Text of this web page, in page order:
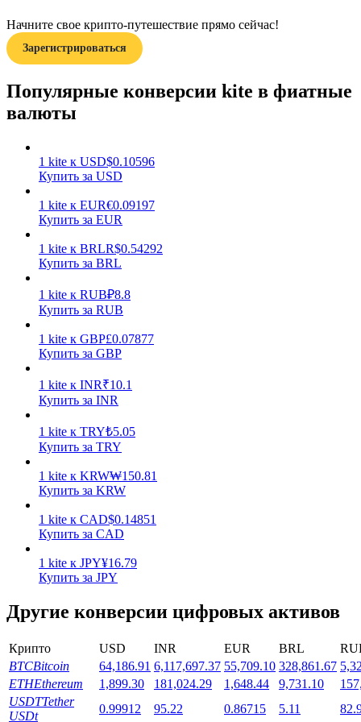
Заработок
Получайте конкурентные награды ежедневно
Стейкинг
Launchpool
Гибкая ставка для заработка популярных токенов
Начните свое крипто-путешествие прямо сейчас!
Зарегистрироваться
Популярные конверсии kite в фиатные
валюты
1 kite к USD$0.10596
Купить за USD
1 kite к EUR€0.09197
Купить за EUR
1 kite к BRLR$0.54292
Купить за BRL
1 kite к RUB₽8.8
Купить за RUB
1 kite к GBP£0.07877
Купить за GBP
1 kite к INR₹10.1
Купить за INR
1 kite к TRY₺5.05
Купить за TRY
1 kite к KRW₩150.81
Купить за KRW
1 kite к CAD$0.14851
Купить за CAD
1 kite к JPY¥16.79
Купить за JPY
Другие конверсии цифровых активов
Крипто USD INR EUR BRL
BTCBitcoin 64,186.91 6,117,697.37 55,709.10 328,861.67
ETHEthereum 1,899.30 181,024.29 1,648.44 9,731.10
USDTTether
USDt
0.99912 95.22 0.86715 5.11